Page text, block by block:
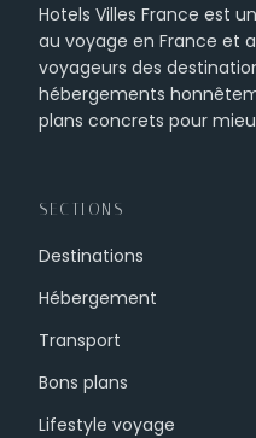
Hotels Villes France est
au voyage en France et
voyageurs des
hébergements
plans concrets pour
SECTIONS
Destinations
Hébergement
Transport
Bons plans
Lifestyle voyage